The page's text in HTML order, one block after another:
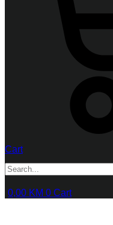
Cart
0,00 KM 0 Cart